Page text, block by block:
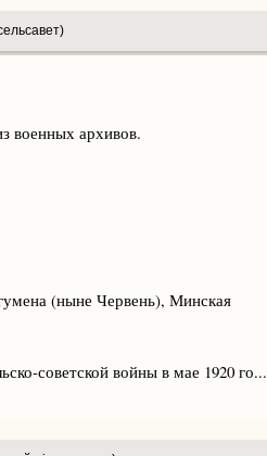
военных архивов.
(ныне Червень), Минская
советской войны в мае 1920 го...